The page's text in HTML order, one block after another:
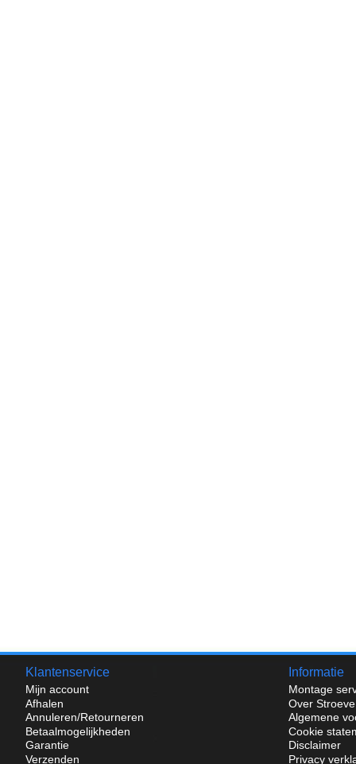
Klantenservice
Mijn account
Afhalen
Annuleren/Retourneren
Betaalmogelijkheden
Garantie
Verzenden
Informatie
Montage
Over
Algemene
Cookie
Disclaimer
Privacy